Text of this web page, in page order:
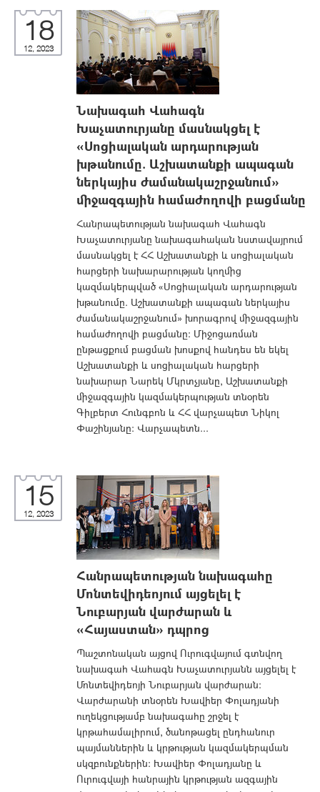
18
12, 2023
Նախագահ Վահագն
Խաչատուրյանը մասնակցել է
«Սոցիալական արդարության
խթանումը. Աշխատանքի ապագան
ներկայիս ժամանակաշրջանում»
միջազգային համաժողովի բացմանը
Հանրապետության նախագահ Վահագն
Խաչատուրյանը նախագահական նստավայրում
մասնակցել է ՀՀ Աշխատանքի և սոցիալական
հարցերի նախարարության կողմից
կազմակերպված «Սոցիալական արդարության
խթանումը. Աշխատանքի ապագան ներկայիս
ժամանակաշրջանում» խորագրով միջազգային
համաժողովի բացմանը: Միջոցառման
ընթացքում բացման խոսքով հանդես են եկել
Աշխատանքի և սոցիալական հարցերի
նախարար Նարեկ Մկրտչյանը, Աշխատանքի
միջազգային կազմակերպության տնօրեն
Գիլբերտ Հունգբոն և ՀՀ վարչապետ Նիկոլ
Փաշինյանը: Վարչապետն...
15
12, 2023
Հանրապետության նախագահը
Մոնտեվիդեոյում այցելել է
Նուբարյան վարժարան և
«Հայաստան» դպրոց
Պաշտոնական այցով Ուրուգվայում գտնվող
նախագահ Վահագն Խաչատուրյանն այցելել է
Մոնտեվիդեոյի Նուբարյան վարժարան:
Վարժարանի տնօրեն Խավիեր Փոլադյանի
ուղեկցությամբ նախագահը շրջել է
կրթահամալիրում, ծանոթացել ընդհանուր
պայմաններին և կրթության կազմակերպման
սկզբունքներին: Խավիեր Փոլադյանը և
Ուրուգվայի հանրային կրթության ազգային